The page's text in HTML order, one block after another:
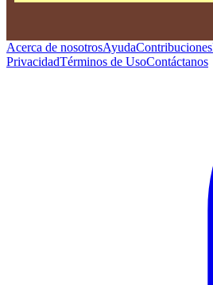
Acerca de nosotrosAyudaContribuciones
PrivacidadTérminos de UsoContáctanos